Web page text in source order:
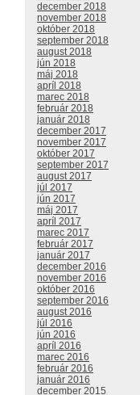
december 2018
november 2018
október 2018
september 2018
august 2018
jún 2018
máj 2018
apríl 2018
marec 2018
február 2018
január 2018
december 2017
november 2017
október 2017
september 2017
august 2017
júl 2017
jún 2017
máj 2017
apríl 2017
marec 2017
február 2017
január 2017
december 2016
november 2016
október 2016
september 2016
august 2016
júl 2016
jún 2016
apríl 2016
marec 2016
február 2016
január 2016
december 2015